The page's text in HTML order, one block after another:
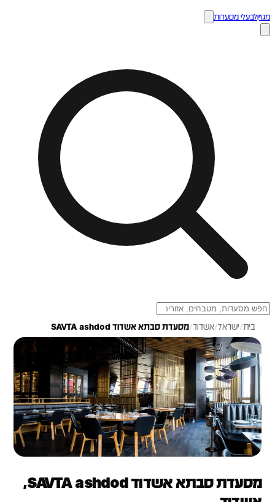
מגזיןלבעלי מסעדות
בית/ישראל/אשדוד/ מסעדת סבתא אשדוד SAVTA ashdod
מסעדת סבתא אשדוד SAVTA ashdod,